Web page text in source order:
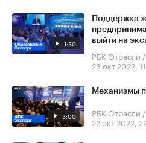
1:30
Поддержка
выйти на
РБК Отрасли
23 окт 2022,
3:00
Механизмы
РБК Отрасли
22 окт 2022,